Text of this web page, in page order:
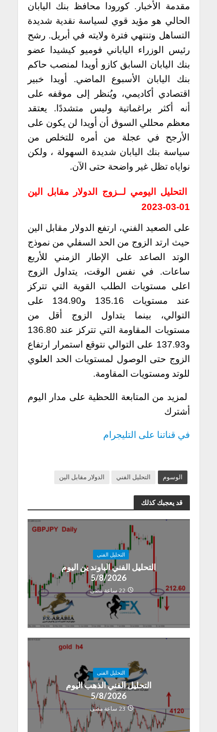
مقدمة الأخبار. كورودا محافظ بنك اليابان
الحالي هو مؤيد قوي لسياسة نقدية شديدة
التساهل وتنتهي فترة ولايته في أبريل. رشح
رئيس الوزراء الياباني فوميو كيشيدا عضو
بنك اليابان السابق كازو أويدا لمنصب حاكم
بنك اليابان الأسبوع الماضي. أويدا خبير
اقتصادي أكاديمي، ويُنظر إلى موقفه على
أنه أكثر براغماتية وليس متشددًا. يعتقد
معظم محللي السوق أن أويدا لن يكون على
الأرجح في عجلة من أمره للتخلص من
سياسة بنك اليابان شديدة السهولة ، ولكن
نواياه تظل غير واضحة حتى الآن.
التحليل اليومي لــزوج الدولار مقابل الين
01-03-2023
على الصعيد الفني، ارتفع الدولار مقابل الين
حيث ارتد الزوج من الحد السفلي من نموذج
الوتد الصاعد على الإطار الزمني للأربع
ساعات. في نفس الوقت، يتداول الزوج
اعلى مستويات الطلب القوية التي تتركز
عند مستويات 135.16 و134.90 على
التوالي، بينما يتداول الزوج أقل من
مستويات المقاومة التي تتركز عند 136.80
و137.93 على التوالي نتوقع استمرار ارتفاع
الزوج حتى الوصول لمستويات الحد العلوي
للوتد ومستويات المقاومة.
لمزيد من المتابعة اللحظية على مدار اليوم
أشترك
في قناتنا على التليجرام
الوسوم التحليل الفني الدولار مقابل الين
قد يعجبك كذلك
التحليل الفنى
التحليل الفني الباوند ين اليوم
5/8/2026
22 ساعة مضى
التحليل الفنى
التحليل الفني الذهب اليوم
5/8/2026
23 ساعة مضى